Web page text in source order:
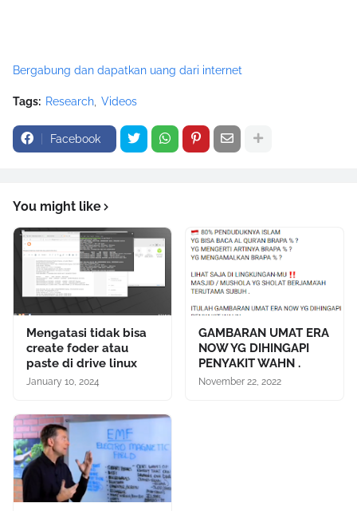
Bergabung dan dapatkan uang dari internet
Tags: Research Videos
Facebook
You might like
Mengatasi tidak bisa
create foder atau
paste di drive linux
January 10, 2024
GAMBARAN UMAT ERA
NOW YG DIHINGAPI
PENYAKIT WAHN .
November 22, 2022